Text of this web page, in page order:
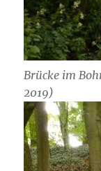
Brücke im
2019)